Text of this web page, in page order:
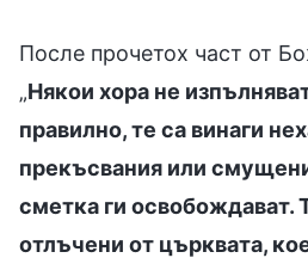
После прочетох част от
„Някои хора не
правилно, те са винаги
прекъсвания или
сметка ги освобождават.
отлъчени от църквата,